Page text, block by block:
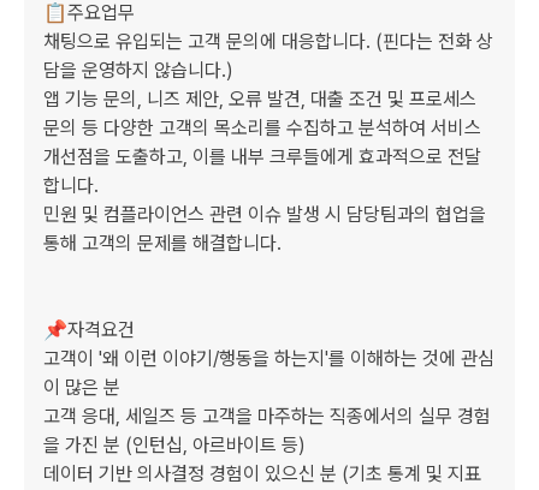
📋주요업무
채팅으로 유입되는 고객 문의에 대응합니다. (핀다는 전화 상
담을 운영하지 않습니다.)
앱 기능 문의, 니즈 제안, 오류 발견, 대출 조건 및 프로세스
문의 등 다양한 고객의 목소리를 수집하고 분석하여 서비스
개선점을 도출하고, 이를 내부 크루들에게 효과적으로 전달
합니다.
민원 및 컴플라이언스 관련 이슈 발생 시 담당팀과의 협업을
통해 고객의 문제를 해결합니다.
📌자격요건
고객이 '왜 이런 이야기/행동을 하는지'를 이해하는 것에 관심
이 많은 분
고객 응대, 세일즈 등 고객을 마주하는 직종에서의 실무 경험
을 가진 분 (인턴십, 아르바이트 등)
데이터 기반 의사결정 경험이 있으신 분 (기초 통계 및 지표